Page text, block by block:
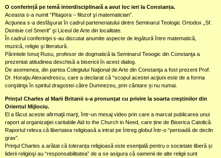
O conferință pe temă interdisciplinară a avut loc ieri la Constanța.
Aceasta s-a numit “Pitagora – filozof şi matematician”.
Acţiunea s-a desfăşurat în cadrul parteneriatului dintre Seminarul Teologic Ortodox „Sf.
Dionisie cel Smerit” şi Liceul de Arte din localitate.
În cadrul conferinţei s-au discutat anumite aspecte de legătură între matematică,
muzică, religie şi literatură.
Părintele Ionuţ Rusu, profesor de dogmatică la Seminarul Teoogic din Constanţa a
prezentat atitudinea deschisă a bisericii în acest dialog.
De asemenea, din partea Colegiului Naţional de Arte din Constanţa a fost prezent Prof.
Dr. Horaţiu Alexandrescu, care a declarat că “scopul acestei acţiuni este de a forma
conştiinţa în spiritul dragostei către Dumnezeu, prin cântare și nu numai.
Prinţul Charles al Marii Britanii s-a pronunţat cu privire la soarta creştinilor din
Orientul Mijlociu.
El a făcut aceste afirmaţii marţi, într-un mesaj video prin care a marcat publicarea unui
raport al organizaţiei caritabile Aid to the Church in Need, care ține de Biserica Catolică.
Raportul releva că libertatea religioasă a intrat pe întreg globul într-o “perioadă de declin
grav”.
Prinţul Charles a arătat că toleranța religioasă este esenţială pentru o societate liberă și
liderii religioşi au “responsabilitatea” de a se asigura că oamenii de alte religii sunt